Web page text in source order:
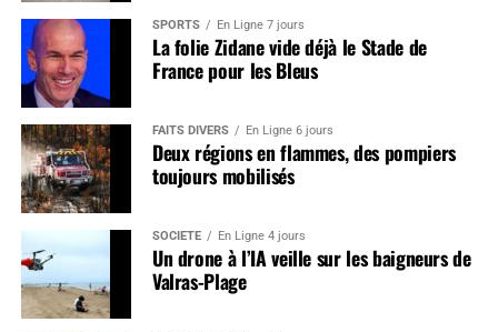
SPORTS En Ligne 7 jours
La folie Zidane vide déjà le Stade de
France pour les Bleus
FAITS DIVERS En Ligne 6 jours
Deux régions en flammes, des pompiers
toujours mobilisés
SOCIÉTÉ En Ligne 4 jours
Un drone à l’IA veille sur les baigneurs de
Valras-Plage